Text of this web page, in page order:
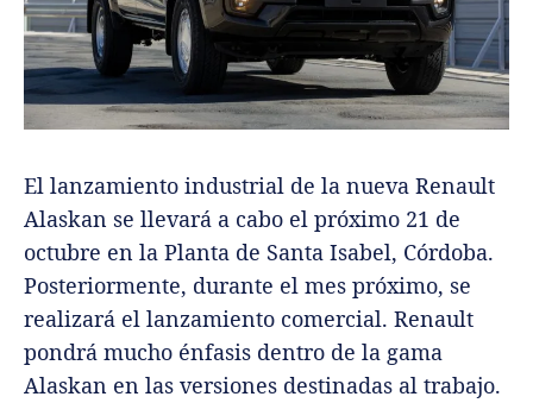
El lanzamiento industrial de la nueva Renault
Alaskan se llevará a cabo el próximo 21 de
octubre en la Planta de Santa Isabel, Córdoba.
Posteriormente, durante el mes próximo, se
realizará el lanzamiento comercial. Renault
pondrá mucho énfasis dentro de la gama
Alaskan en las versiones destinadas al trabajo.